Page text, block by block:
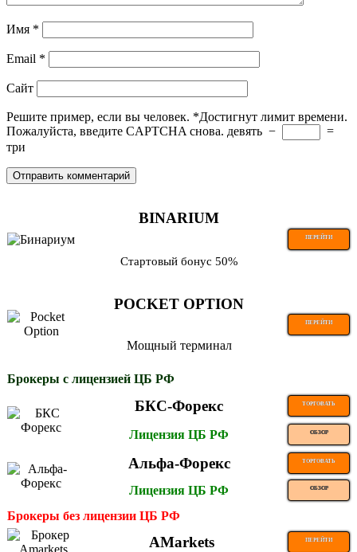
Имя *
Email *
Сайт
Решите пример, если вы человек. *Достигнут лимит времени.
Пожалуйста, введите CAPTCHA снова. девять −
=
три
BINARIUM
ПЕРЕЙТИ
Стартовый бонус 50%
POCKET OPTION
ПЕРЕЙТИ
Мощный терминал
Брокеры с лицензией ЦБ РФ
БКС-Форекс ТОРГОВАТЬ
Лицензия ЦБ РФ ОБЗОР
Альфа-Форекс ТОРГОВАТЬ
Лицензия ЦБ РФ ОБЗОР
Брокеры без лицензии ЦБ РФ
AMarkets ПЕРЕЙТИ